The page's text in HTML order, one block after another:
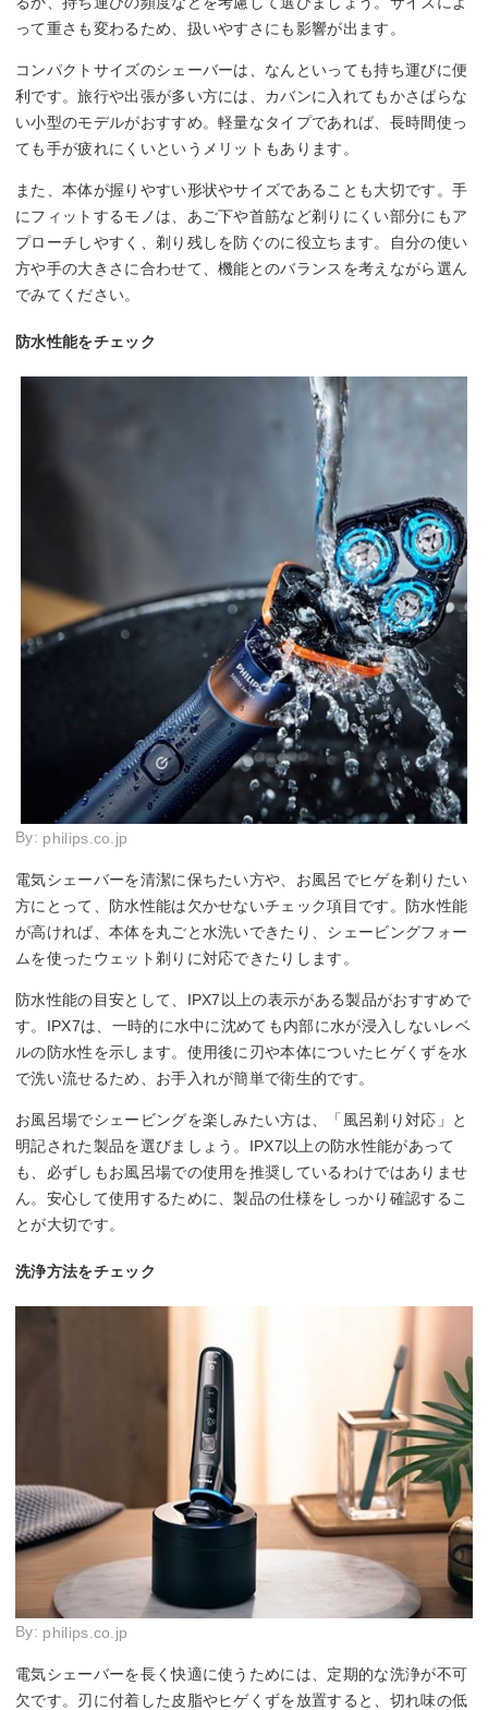
って重さも変わるため、扱いやすさにも影響が出ます。
コンパクトサイズのシェーバーは、なんといっても持ち運びに便
利です。旅行や出張が多い方には、カバンに入れてもかさばらな
い小型のモデルがおすすめ。軽量なタイプであれば、長時間使っ
ても手が疲れにくいというメリットもあります。
また、本体が握りやすい形状やサイズであることも大切です。手
にフィットするモノは、あご下や首筋など剃りにくい部分にもア
プローチしやすく、剃り残しを防ぐのに役立ちます。自分の使い
方や手の大きさに合わせて、機能とのバランスを考えながら選ん
でみてください。
防水性能をチェック
By: philips.co.jp
電気シェーバーを清潔に保ちたい方や、お風呂でヒゲを剃りたい
方にとって、防水性能は欠かせないチェック項目です。防水性能
が高ければ、本体を丸ごと水洗いできたり、シェービングフォー
ムを使ったウェット剃りに対応できたりします。
防水性能の目安として、IPX7以上の表示がある製品がおすすめで
す。IPX7は、一時的に水中に沈めても内部に水が浸入しないレベ
ルの防水性を示します。使用後に刃や本体についたヒゲくずを水
で洗い流せるため、お手入れが簡単で衛生的です。
お風呂場でシェービングを楽しみたい方は、「風呂剃り対応」と
明記された製品を選びましょう。IPX7以上の防水性能があって
も、必ずしもお風呂場での使用を推奨しているわけではありませ
ん。安心して使用するために、製品の仕様をしっかり確認するこ
とが大切です。
洗浄方法をチェック
By: philips.co.jp
電気シェーバーを長く快適に使うためには、定期的な洗浄が不可
欠です。刃に付着した皮脂やヒゲくずを放置すると、切れ味の低